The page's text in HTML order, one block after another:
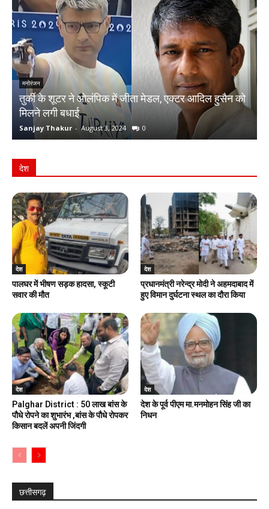
मनोरंजन
Bigg Boss OTT 3 Top 3 के टॉप-3 सदस्यों के नामों का
खुलासा
Sanjay Thakur August 2, 2024 0
देश
देश
पालघर में भीषण सड़क हादसा, स्कूटी
सवार की मौत
देश
प्रधानमंत्री नरेन्द्र मोदी ने अहमदाबाद में
हुए विमान दुर्घटना स्थल का दौरा किया
देश
Palghar District : 50 लाख बांस के
पौधे रोपने का शुभारंभ ,बांस के पौधे रोपकर
किसान बदलें अपनी जिंदगी
देश
देश के पूर्व पीएम मा.मनमोहन सिंह जी का
निधन
छत्तीसगढ़